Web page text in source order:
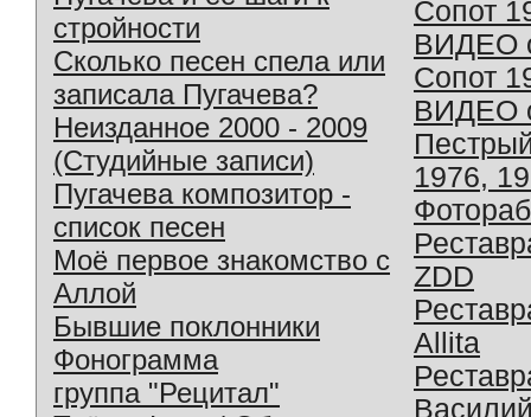
стройности
Сколько песен спела или
записала Пугачева?
Неизданное 2000 - 2009
(Студийные записи)
Пугачева композитор -
список песен
Моё первое знакомство с
Аллой
Бывшие поклонники
Фонограмма
группа "Рецитал"
Сопот
ВИДЕО
Сопот
ВИДЕО
1976,
ZDD
Allita